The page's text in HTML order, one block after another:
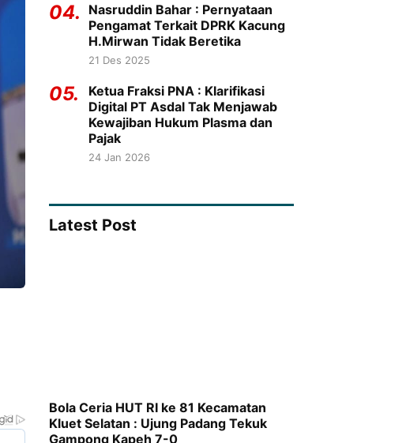
04.
Nasruddin Bahar : Pernyataan
Pengamat Terkait DPRK Kacung
H.Mirwan Tidak Beretika
21 Des 2025
05.
Ketua Fraksi PNA : Klarifikasi
Digital PT Asdal Tak Menjawab
Kewajiban Hukum Plasma dan
Pajak
24 Jan 2026
Latest Post
Bola Ceria HUT RI ke 81 Kecamatan
Kluet Selatan : Ujung Padang Tekuk
Gampong Kapeh 7-0